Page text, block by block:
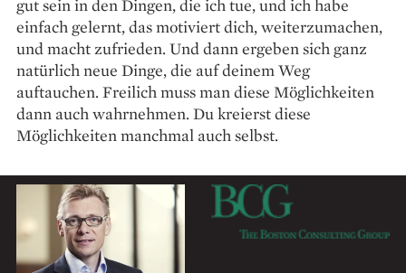
gut sein in den Dingen, die ich tue, und ich habe
einfach gelernt, das motiviert dich, weiterzumachen,
und macht zufrieden. Und dann ergeben sich ganz
natürlich neue Dinge, die auf deinem Weg
auftauchen. Freilich muss man diese Möglichkeiten
dann auch wahrnehmen. Du kreierst diese
Möglichkeiten manchmal auch selbst.